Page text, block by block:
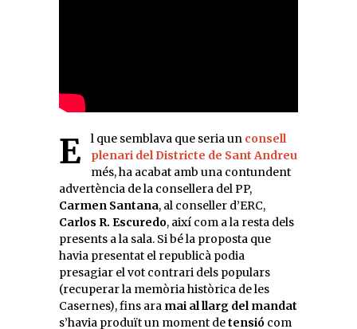
El que semblava que seria un consell
plenari del Districte de Sant Andreu
més, ha acabat amb una contundent
advertència de la consellera del PP,
Carmen Santana, al conseller d’ERC,
Carlos R. Escuredo, així com a la resta dels
presents a la sala. Si bé la proposta que
havia presentat el republicà podia
presagiar el vot contrari dels populars
(recuperar la memòria històrica de les
Casernes), fins ara mai al llarg del mandat
s’havia produït un moment detensió com